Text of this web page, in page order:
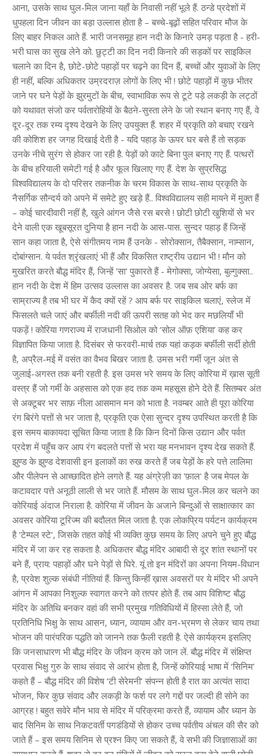
आना, उसके साथ घुल-मिल जाना यहाँ के निवासी नहीं भूले हैं. ठन्डे प्रदेशों में
धुपहला दिन जीवन का बड़ा उल्लास होता है – बच्चे-बूढ़ों सहित परिवार मौज के
लिए बाहर निकल आते हैं. भारी जनसमूह हान नदी के किनारे उमड़ पड़ता है - हरी-
भरी घास का सुख लेने को. छुट्टी का दिन नदी किनारे की सड़कों पर साइकिल
चलाने का दिन है, छोटे-छोटे पहाड़ों पर चढ़ने का दिन हैं, बच्चों और युवाओं के लिए
ही नहीं, बल्कि अधिकतर उम्रदराज़ लोगों के लिए भी ! छोटे पहाड़ों में कुछ भीतर
जाने पर घने पेड़ों के झुरमुटों के बीच, स्वाभाविक रूप से टूटे पड़े लकड़ी के लट्ठों
को यथावत संजो कर पर्वतारोहियों के बैठने-सुस्ता लेने के जो स्थान बनाए गए हैं, वे
दूर-दूर तक रम्य दृश्य देखने के लिए उपयुक्त हैं. शहर में प्रकृति को बचाए रखने
की कोशिश हर जगह दिखाई देती है - यदि पहाड़ के ऊपर घर बसे हैं तो सड़क
उनके नीचे सुरंग से होकर जा रही है. पेड़ों को काटे बिना पुल बनाए गए हैं. पत्थरों
के बीच हरियाली समेटी गई है और फूल खिलाए गए हैं. देश के सुप्रसिद्ध
विश्वविद्यालय के दो परिसर तकनीक के चरम विकास के साथ-साथ प्रकृति के
नैसर्गिक सौन्दर्य को अपने में समेटे हुए खड़े हैं.. विश्वविद्यालय सही मायने में मुक्त हैं
– कोई चारदीवारी नहीं है, खुले आंगन जैसे रस बरसे ! छोटी छोटी खुशियों से भर
देने वाली एक खूबसूरत दुनिया है हान नदी के आस-पास. सुन्दर पहाड़ हैं जिन्हें
सान कहा जाता है, ऐसे संगीतमय नाम हैं उनके - सोरोक्सान, तैबैक्सान, नाम्सान,
दोबांग्सान. ये पर्वत श्रृंखलाएं भी हैं और विकसित राष्ट्रीय उद्यान भी ! मौन को
मुखरित करते बौद्ध मंदिर हैं, जिन्हें 'सा' पुकारते हैं - मेगोक्सा, जोग्येसा, बुल्गुक्सा..
हान नदी के देश में हिम उत्सव उल्लास का अवसर है. जब सब ओर बर्फ का
साम्राज्य है तब भी घर में कैद क्यों रहें ? आप बर्फ पर साइकिल चलाएं, स्लेज में
फिसलते चले जाएं और बर्फीली नदी की ऊपरी सतह को भेद कर मछलियाँ भी
पकड़ें ! कोरिया गणराज्य में राजधानी सिओल को ‘सोल ऑफ़ एशिया’ कह कर
विज्ञापित किया जाता है. दिसंबर से फरवरी-मार्च तक यहां कड़क बर्फीली सर्दी होती
है, अप्रैल-मई में वसंत का वैभव बिखर जाता है. उमस भरी गर्मी जून अंत से
जुलाई-अगस्त तक बनी रहती है. इस उमस भरे समय के लिए कोरिया में ख़ास सूती
वस्त्र हैं जो गर्मी के अहसास को एक हद तक कम महसूस होने देते हैं. सितम्बर अंत
से अक्टूबर भर साफ़ नीला आसमान मन को भाता है. नवम्बर आते ही पूरा कोरिया
रंग बिरंगे पत्तों से भर जाता है, प्रकृति एक ऐसा सुन्दर दृश्य उपस्थित करती है कि
इस समय बाकायदा सूचित किया जाता है कि किन दिनों किस उद्यान और पर्वत
प्रदेश में पहुँच कर आप रंग बदलते पत्तों से भरा यह मनभावन दृश्य देख सकते हैं.
झुण्ड के झुण्ड देशवासी इन इलाकों का रुख करते हैं जब पेड़ों के हरे पत्ते लालिमा
और पीलेपन से आच्छादित होने लगते हैं. यह अंग्रेज़ी का 'फ़ाल' है जब मेपल के
कटावदार पत्ते अनूठी लाली से भर जाते हैं. मौसम के साथ घुल-मिल कर चलने का
कोरियाई अंदाज निराला है. कोरिया में जीवन के अजाने बिन्दुओं से साक्षात्कार का
अवसर कोरिया टूरिज्म की बदौलत मिल जाता है. एक लोकप्रिय पर्यटन कार्यक्रम
है ‘टेम्पल स्टे’, जिसके तहत कोई भी व्यक्ति कुछ समय के लिए अपने चुने हुए बौद्ध
मंदिर में जा कर रह सकता है. अधिकतर बौद्ध मंदिर आबादी से दूर शांत स्थानों पर
बने हैं, प्राय: पहाड़ों और घने पेड़ों से घिरे. यूं तो इन मंदिरों का अपना नियम-विधान
है, प्रवेश शुल्क संबंधी नीतियां हैं. किन्तु किन्हीं ख़ास अवसरों पर ये मंदिर भी अपने
आंगन में आपका निशुल्क स्वागत करने को तत्पर होते हैं. तब आप विशिष्ट बौद्ध
मंदिर के अतिथि बनकर वहां की सभी प्रमुख गतिविधियों में हिस्सा लेते हैं, जो
प्रतिनिधि भिक्षु के साथ आसन, ध्यान, व्यायाम और वन-भ्रमण से लेकर चाय तथा
भोजन की पारंपरिक पद्धति को जानने तक फ़ैली रहती है. ऐसे कार्यक्रम इसलिए
कि जनसाधारण भी बौद्ध मंदिर के जीवन क्रम को जान लें. बौद्ध मंदिर में संक्षिप्त
प्रवास भिक्षु गुरु के साथ संवाद से आरंभ होता है, जिन्हें कोरियाई भाषा में ‘सिनिम’
कहते हैं – बौद्ध मंदिर की विशेष ‘टी सेरेमनी’ संपन्न होती है रात का अत्यंत सादा
भोजन, फिर कुछ संवाद और लकड़ी के फर्श पर लगे गद्दों पर जल्दी ही सोने का
आग्रह ! बहुत सवेरे मौन भाव से मंदिर में परिक्रमा करते हैं, व्यायाम और ध्यान के
बाद सिनिम के साथ निकटवर्ती पगडंडियों से होकर उच्च पर्वतीय अंचल की सैर को
जाते हैं – इस समय सिनिम से प्रश्न किए जा सकते हैं, वे सभी की जिज्ञासाओं का